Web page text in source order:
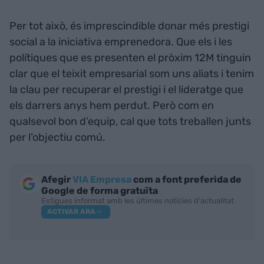
Per tot això, és imprescindible donar més prestigi
social a la iniciativa emprenedora. Que els i les
polítiques que es presenten el pròxim 12M tinguin
clar que el teixit empresarial som uns aliats i tenim
la clau per recuperar el prestigi i el lideratge que
els darrers anys hem perdut. Però com en
qualsevol bon d’equip, cal que tots treballen junts
per l’objectiu comú.
AfegirVIA Empresa com a font preferida de
Google de forma gratuïta
Estigues informat amb les últimes notícies d'actualitat
ACTIVAR ARA